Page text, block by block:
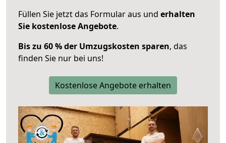
Füllen Sie jetzt das Formular aus und erhalten
Sie kostenlose Angebote.
Bis zu 60 % der Umzugskosten sparen, das
finden Sie nur bei uns!
Kostenlose Angebote erhalten